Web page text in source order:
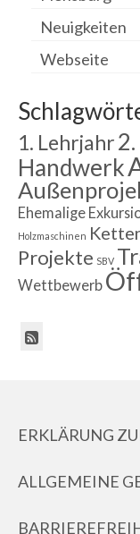
Neuigkeiten
Webseite
1. Lehrjahr
Handwerk
Ehemalige
Holzmaschinen
Projekte SBV
Wettbewerb
ERKLÄRUNG
ALLGEMEINE